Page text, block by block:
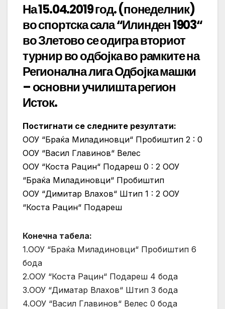
На 15.04.2019 год. (понеделник)
во спортска сала “Илинден 1903“
во Злетово се одигра вториот
турнир во одбојка во рамките на
Регионална лига Одбојка машки
– основни училишта регион
Исток.
Постигнати се следните резултати:
ООУ “Браќа Миладиновци“ Пробиштип 2 : 0
ООУ “Васил Главинов“ Велес
ООУ “Коста Рацин“ Подареш 0 : 2 ООУ
“Браќа Миладиновци“ Пробиштип
ООУ “Димитар Влахов“ Штип 1 : 2 ООУ
“Коста Рацин“ Подареш
Конечна табела:
1.ООУ “Браќа Миладиновци“ Пробиштип 6
бода
2.ООУ “Коста Рацин“ Подареш 4 бода
3.ООУ “Диматар Влахов“ Штип 3 бода
4.ООУ “Васил Главинов“ Велес 0 бода